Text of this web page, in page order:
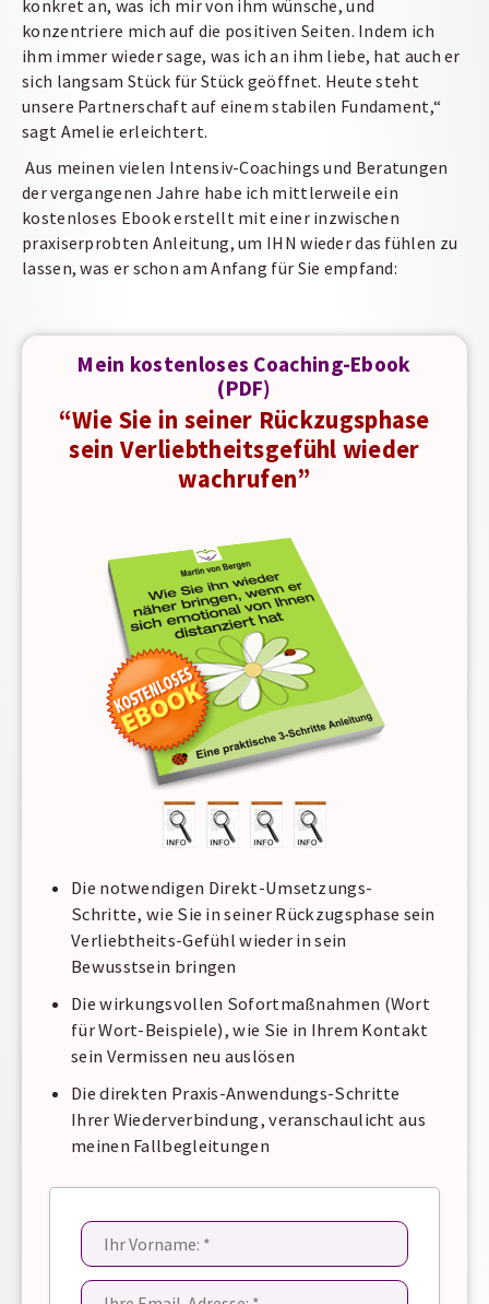
konkret an, was ich mir von ihm wünsche, und
konzentriere mich auf die positiven Seiten. Indem ich
ihm immer wieder sage, was ich an ihm liebe, hat auch er
sich langsam Stück für Stück geöffnet. Heute steht
unsere Partnerschaft auf einem stabilen Fundament,“
sagt Amelie erleichtert.
Aus meinen vielen Intensiv-Coachings und Beratungen
der vergangenen Jahre habe ich mittlerweile ein
kostenloses Ebook erstellt mit einer inzwischen
praxiserprobten Anleitung, um IHN wieder das fühlen zu
lassen, was er schon am Anfang für Sie empfand:
Mein kostenloses Coaching-Ebook
(PDF)
“Wie Sie in seiner Rückzugsphase
sein Verliebtheitsgefühl wieder
wachrufen”
Die notwendigen Direkt-Umsetzungs-
Schritte, wie Sie in seiner Rückzugsphase sein
Verliebtheits-Gefühl wieder in sein
Bewusstsein bringen
Die wirkungsvollen Sofortmaßnahmen (Wort
für Wort-Beispiele), wie Sie in Ihrem Kontakt
sein Vermissen neu auslösen
Die direkten Praxis-Anwendungs-Schritte
Ihrer Wiederverbindung, veranschaulicht aus
meinen Fallbegleitungen